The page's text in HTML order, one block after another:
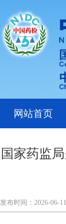
网站首页
国家药监
发布时间：2026-06-11